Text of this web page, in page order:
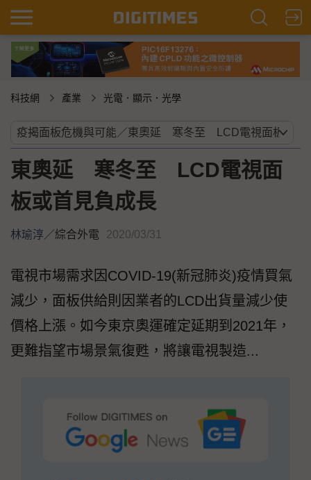
科技網 產業 光電．顯示．光學
東奧延 寒冬至 LCD電視面
板或首見負成長
林瑜淳／綜合外電 2020/03/31
電視市場需求因COVID-19(新冠肺炎)疫情買氣
減少，面板供給則因業者的LCD出貨量減少使
價格上漲。如今東京奧運確定延期到2021年，
更難指望市場景氣復甦，將讓電視製造...